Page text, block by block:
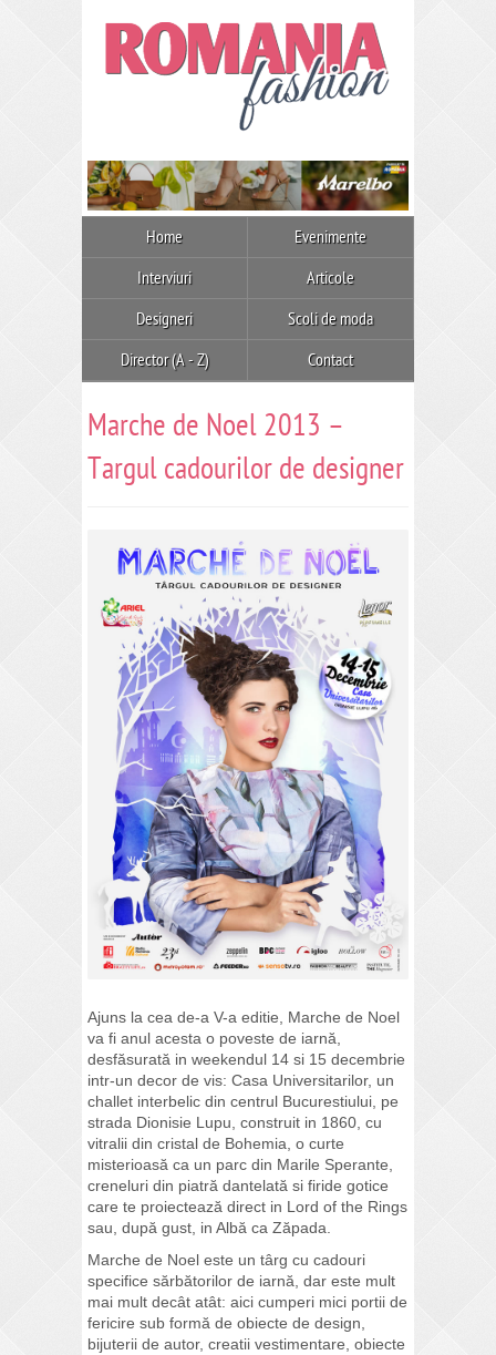
Home Evenimente
Interviuri Articole
Designeri Scoli de moda
Director (A - Z) Contact
Marche de Noel 2013 –
Targul cadourilor de designer
Ajuns la cea de-a V-a editie, Marche de Noel
va fi anul acesta o poveste de iarnă,
desfăsurată in weekendul 14 si 15 decembrie
intr-un decor de vis: Casa Universitarilor, un
challet interbelic din centrul Bucurestiului, pe
strada Dionisie Lupu, construit in 1860, cu
vitralii din cristal de Bohemia, o curte
misterioasă ca un parc din Marile Sperante,
creneluri din piatră dantelată si firide gotice
care te proiectează direct in Lord of the Rings
sau, după gust, in Albă ca Zăpada.
Marche de Noel este un târg cu cadouri
specifice sărbătorilor de iarnă, dar este mult
mai mult decât atât: aici cumperi mici portii de
fericire sub formă de obiecte de design,
bijuterii de autor, creatii vestimentare, obiecte